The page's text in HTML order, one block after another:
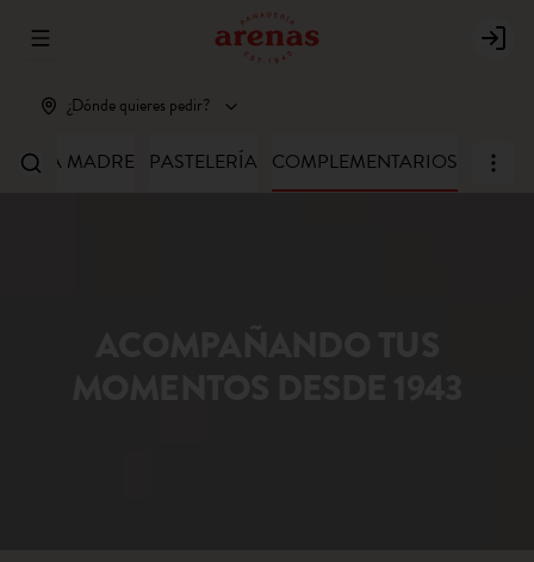
Abrir menu de navegación Login
¿Dónde quieres pedir?
MASA MADRE PASTELERÍA COMPLEMENTARIOS